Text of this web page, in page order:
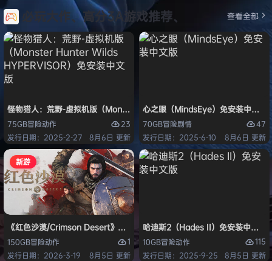
必玩大作、高分3A游戏推荐、 查看全部
怪物猎人：荒野-虚拟机版（Monster Hunter Wilds HYPERVISOR）免安
75GB冒险动作
23
发行日期：2025-2-27
8月6日 更新
心之眼（MindsEye）免安装中文版
70GB冒险剧情
47
发行日期：2025-6-10
8月6日 更新
新游
《红色沙漠/Crimson Desert》免安装中文版
150GB冒险动作
1
发行日期：2026-3-19
8月5日 更新
哈迪斯2（Hades II）免安装中文版
10GB冒险动作
115
发行日期：2025-9-25
8月5日 更新